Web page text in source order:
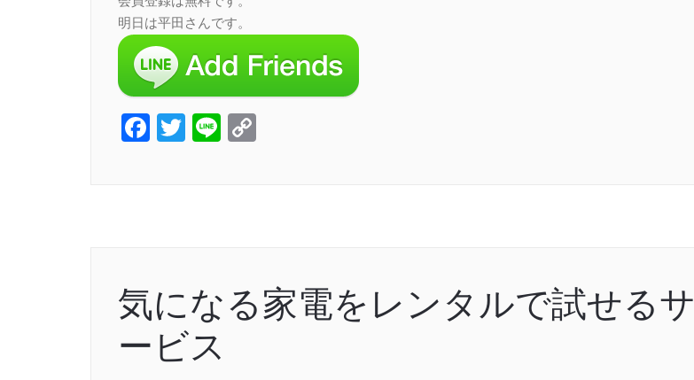
明日は平田さんです。
Facebook
Twitter
Line
気になる家電をレンタルで試せるサ
ービス